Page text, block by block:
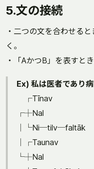
5.文の接続
・二つの文を合わせる
く。
・「AかつB」を表すと
Ex) 私は医者であり病
┌Tīnav
┌┼Nal
│└Ni─tilv─faltāk
│┌Taunav
└┼Nal